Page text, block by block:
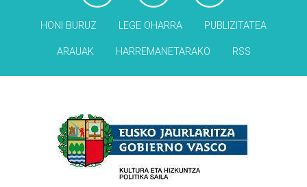
HONI BURUZ LEGE OHARRA PUBLIZITATEA
ARAUAK HARREMANETARAKO RSS